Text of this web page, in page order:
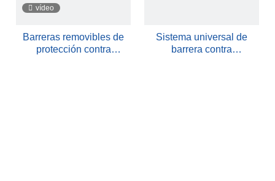
vídeo
Barreras removibles de
protección contra
Sistema universal de
barrera contra